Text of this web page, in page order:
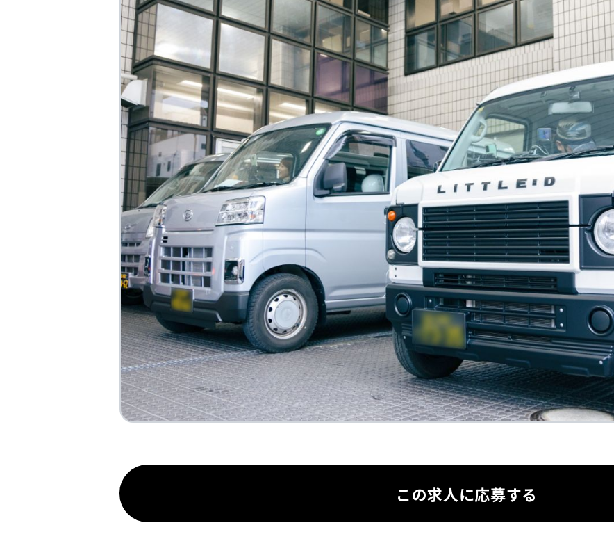
この求人に応募する